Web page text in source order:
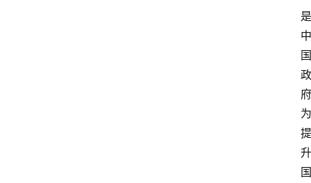
是
中
国
政
府
为
提
升
国